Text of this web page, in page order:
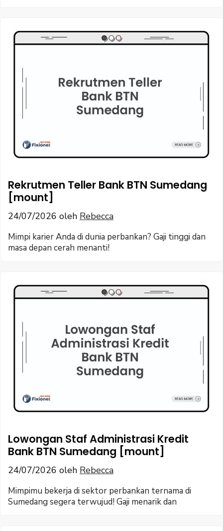
Rekrutmen Teller Bank BTN Sumedang
[mount]
24/07/2026 oleh Rebecca
Mimpi karier Anda di dunia perbankan? Gaji tinggi dan
masa depan cerah menanti!
Lowongan Staf Administrasi Kredit
Bank BTN Sumedang [mount]
24/07/2026 oleh Rebecca
Mimpimu bekerja di sektor perbankan ternama di
Sumedang segera terwujud! Gaji menarik dan